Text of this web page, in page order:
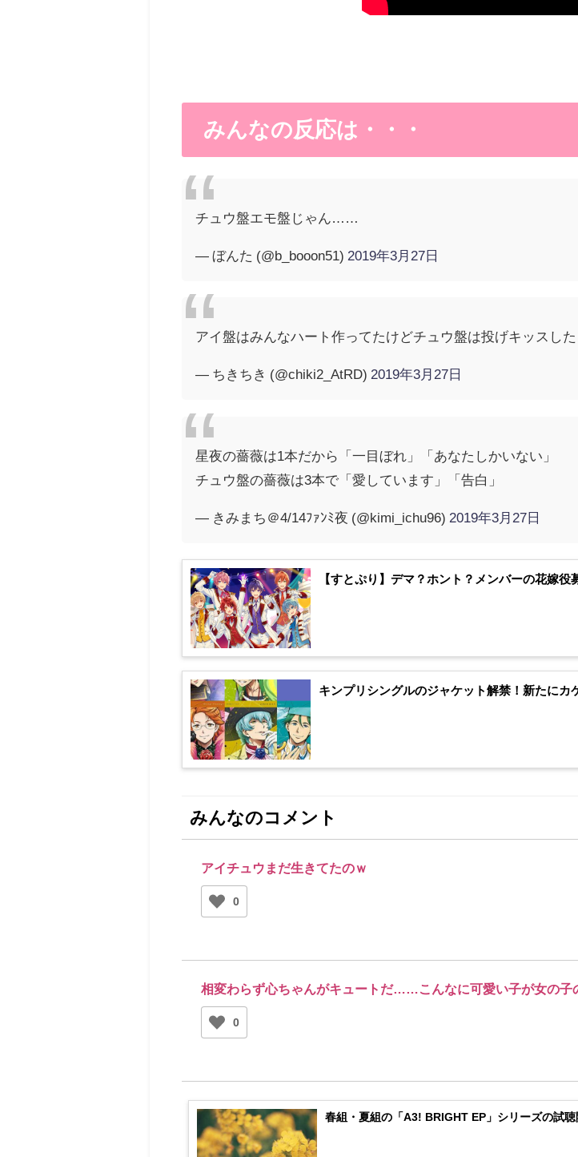
みんなの反応は・・・
チュウ盤エモ盤じゃん……
— ぼんた (@b_booon51) 2019年3月27日
アイ盤はみんなハート作ってたけどチュウ盤は投げキッスし
— ちきちき (@chiki2_AtRD) 2019年3月27日
星夜の薔薇は1本だから「一目ぼれ」「あなたしかいない」
チュウ盤の薔薇は3本で「愛しています」「告白」
— きみまち＠4/14ﾌｧﾝﾐ夜 (@kimi_ichu96) 2019年3月27日
【すとぷり】デマ？ホント？メンバーの花嫁
キンプリシングルのジャケット解禁！新たにカ
みんなのコメント
アイチュウまだ生きてたのｗ
0
相変わらず心ちゃんがキュートだ……こんなに可愛い子が女の子
0
春組・夏組の「A3! BRIGHT